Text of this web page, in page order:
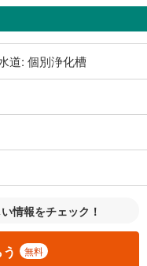
道: 個別浄化槽
情報をチェック！
無料